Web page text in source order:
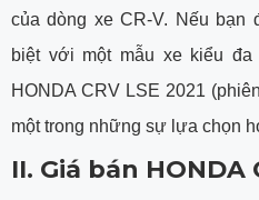
của dòng xe CR-V. Nếu bạn
biệt với một mẫu xe kiểu
HONDA CRV LSE 2021
một trong những sự lựa chọn
II. Giá bán HONDA